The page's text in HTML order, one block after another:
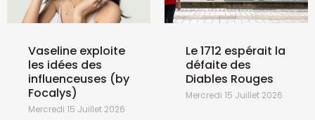
Vaseline exploite
les idées des
influenceuses (by
Focalys)
Mercredi 15 Juillet 2026
Le 1712 espérait la
défaite des
Diables Rouges
Mercredi 15 Juillet 2026